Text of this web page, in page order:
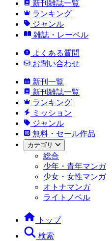
新刊雑誌一覧
ランキング
ジャンル
雑誌・レーベル
よくある質問
お問い合わせ
新刊一覧
新刊雑誌一覧
ランキング
ミッション
ジャンル
無料・セール作品
カテゴリ
総合
少年・青年マンガ
少女・女性マンガ
オトナマンガ
ライトノベル
トップ
検索